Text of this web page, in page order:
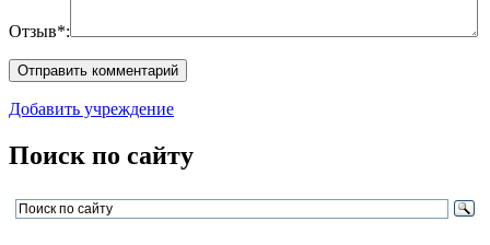
Отзыв*:
Добавить учреждение
Поиск по сайту